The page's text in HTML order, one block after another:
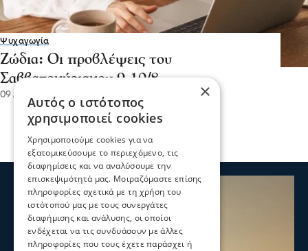
Ψυχαγωγία
Ζώδια: Οι προβλέψεις του
Σαββατοκύριακου 9-10/8
09 Αυγ 2025, 22:20 ×
Αυτός ο ιστότοπος
χρησιμοποιεί cookies
Χρησιμοποιούμε cookies για να
εξατομικεύσουμε το περιεχόμενο, τις
διαφημίσεις και να αναλύσουμε την
επισκεψιμότητά μας. Μοιραζόμαστε επίσης
πληροφορίες σχετικά με τη χρήση του
ιστότοπού μας με τους συνεργάτες
διαφήμισης και ανάλυσης, οι οποίοι
ενδέχεται να τις συνδυάσουν με άλλες
πληροφορίες που τους έχετε παράσχει ή